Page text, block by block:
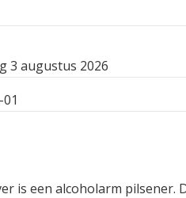
3 augustus 2026
is een alcoholarm